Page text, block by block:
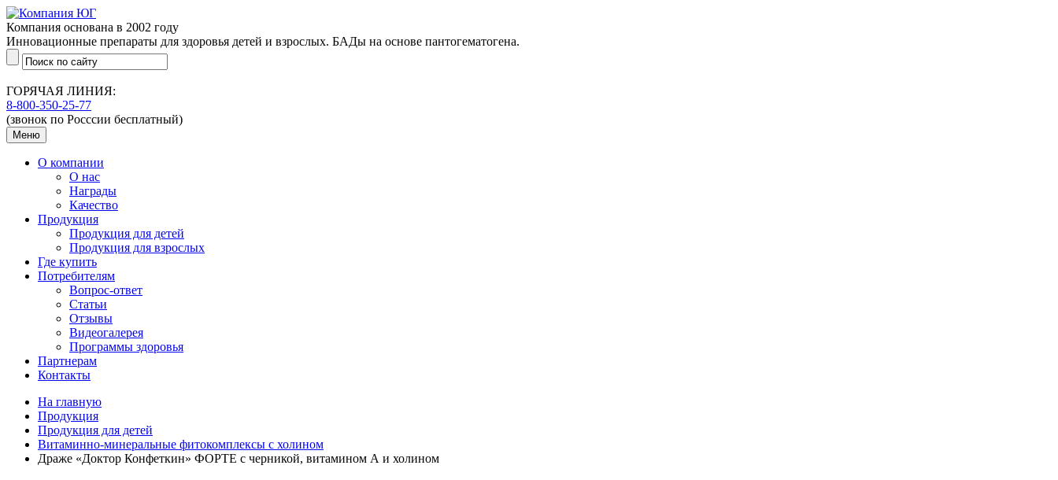
Компания основана в 2002 году
Инновационные препараты для здоровья детей и взрослых. БАДы на основе пантогематогена.
ГОРЯЧАЯ ЛИНИЯ:
8-800-350-25-77
(звонок по Росссии бесплатный)
Меню
О компании
О нас
Награды
Качество
Продукция
Продукция для детей
Продукция для взрослых
Где купить
Потребителям
Вопрос-ответ
Статьи
Отзывы
Видеогалерея
Программы здоровья
Партнерам
Контакты
На главную
Продукция
Продукция для детей
Витаминно-минеральные фитокомплексы с холином
Драже «Доктор Конфеткин» ФОРТЕ с черникой, витамином А и холином